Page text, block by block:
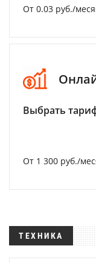
От 0.03 руб./
Выбрать
От 1 300 руб./
ТЕХНИКА